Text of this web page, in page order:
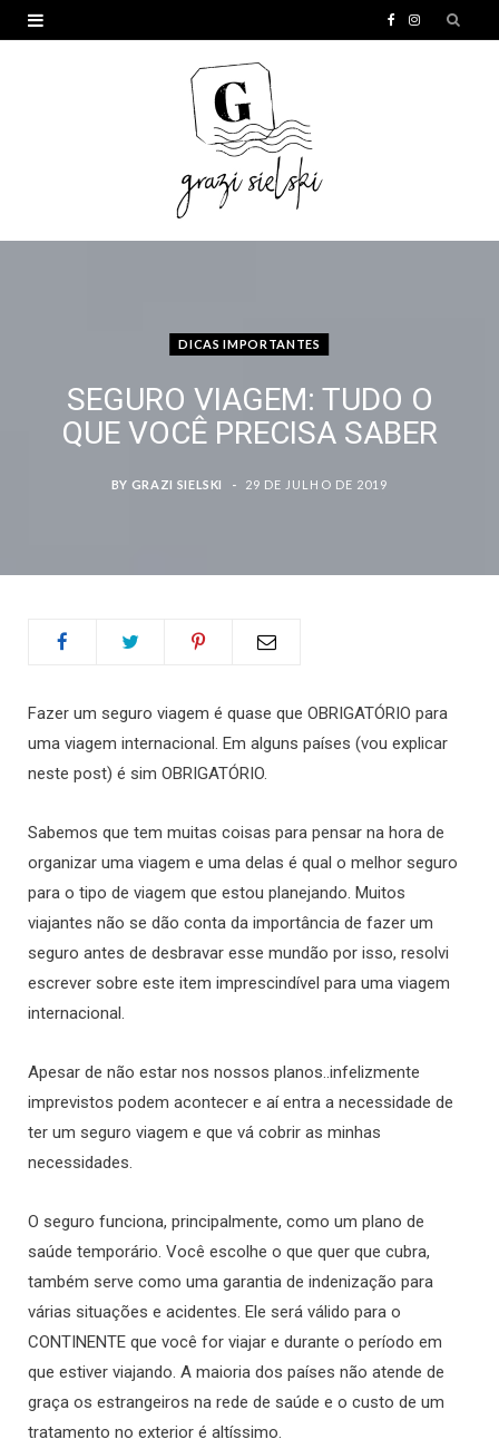
I
DICAS IMPORTANTES
SEGURO VIAGEM: TUDO O
QUE VOCÊ PRECISA SABER
BY GRAZI SIELSKI 29 DE JULHO DE 2019
Fazer um seguro viagem é quase que OBRIGATÓRIO para
uma viagem internacional. Em alguns países (vou explicar
neste post) é sim OBRIGATÓRIO.
Sabemos que tem muitas coisas para pensar na hora de
organizar uma viagem e uma delas é qual o melhor seguro
para o tipo de viagem que estou planejando. Muitos
viajantes não se dão conta da importância de fazer um
seguro antes de desbravar esse mundão por isso, resolvi
escrever sobre este item imprescindível para uma viagem
internacional.
Apesar de não estar nos nossos planos..infelizmente
imprevistos podem acontecer e aí entra a necessidade de
ter um seguro viagem e que vá cobrir as minhas
necessidades.
O seguro funciona, principalmente, como um plano de
saúde temporário. Você escolhe o que quer que cubra,
também serve como uma garantia de indenização para
várias situações e acidentes. Ele será válido para o
CONTINENTE que você for viajar e durante o período em
que estiver viajando. A maioria dos países não atende de
graça os estrangeiros na rede de saúde e o custo de um
tratamento no exterior é altíssimo.